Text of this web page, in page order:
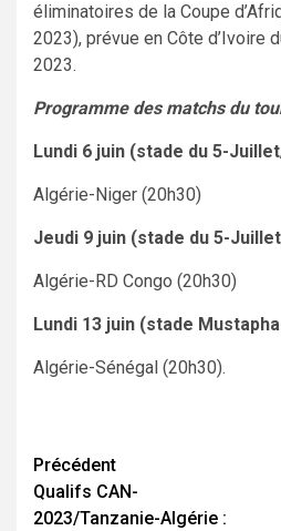
éliminatoires de la Coupe
2023), prévue en Côte d’Ivoire
2023.
Programme des matchs du
Lundi 6 juin (stade du 5-
Algérie-Niger (20h30)
Jeudi 9 juin (stade du 5-
Algérie-RD Congo (20h30)
Lundi 13 juin (stade
Algérie-Sénégal (20h30).
Navigation
d’article
Précédent
Qualifs CAN-
2023/Tanzanie-Algérie :